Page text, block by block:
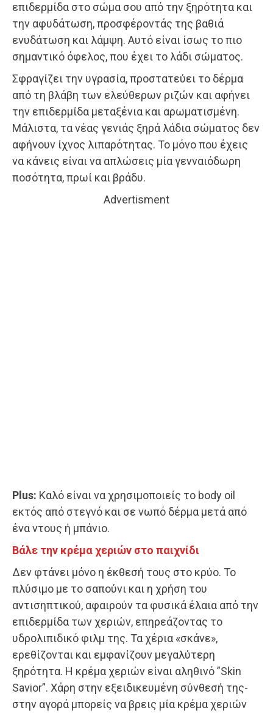
επιδερμίδα στο σώμα σου από την ξηρότητα και
την αφυδάτωση, προσφέροντάς της βαθιά
ενυδάτωση και λάμψη. Αυτό είναι ίσως το πιο
σημαντικό όφελος, που έχει το λάδι σώματος.
Σφραγίζει την υγρασία, προστατεύει το δέρμα
από τη βλάβη των ελεύθερων ριζών και αφήνει
την επιδερμίδα μεταξένια και αρωματισμένη.
Μάλιστα, τα νέας γενιάς ξηρά λάδια σώματος δεν
αφήνουν ίχνος λιπαρότητας. Το μόνο που έχεις
να κάνεις είναι να απλώσεις μία γενναιόδωρη
ποσότητα, πρωί και βράδυ.
Advertisment
Plus: Καλό είναι να χρησιμοποιείς το body oil
εκτός από στεγνό και σε νωπό δέρμα μετά από
ένα ντους ή μπάνιο.
Βάλε την κρέμα χεριών στο παιχνίδι
Δεν φτάνει μόνο η έκθεσή τους στο κρύο. Το
πλύσιμο με το σαπούνι και η χρήση του
αντισηπτικού, αφαιρούν τα φυσικά έλαια από την
επιδερμίδα των χεριών, επηρεάζοντας το
υδρολιπιδικό φιλμ της. Τα χέρια «σκάνε»,
ερεθίζονται και εμφανίζουν μεγαλύτερη
ξηρότητα. Η κρέμα χεριών είναι αληθινό ”Skin
Savior”. Χάρη στην εξειδικευμένη σύνθεσή της-
στην αγορά μπορείς να βρεις μία κρέμα χεριών